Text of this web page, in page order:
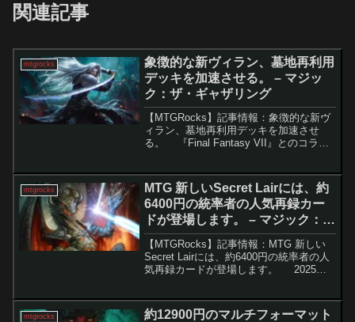
関連記事
mtgrocks
象徴的な新ヴィラン、墓地再利用
デッキを加速させる。 – マジッ
ク：ザ・ギャザリング
【MTGRocks】記事情報：象徴的な新ヴ
ィラン、墓地再利用デッキを加速させ
る。 『Final Fantasy VII』とのコラボ
たカードです。カードアドバンテー...
mtgrocks
MTG 新しいSecret Lairには、約
6400円の統率者の人気再録カー
ドが登場します。 – マジック：
ザ・ギャザリング
【MTGRocks】記事情報：MTG 新しい
Secret Lairには、約6400円の統率者の人
気再録カードが登場します。 2025年2
mtgrocks
約12900円のマルチフォーマット